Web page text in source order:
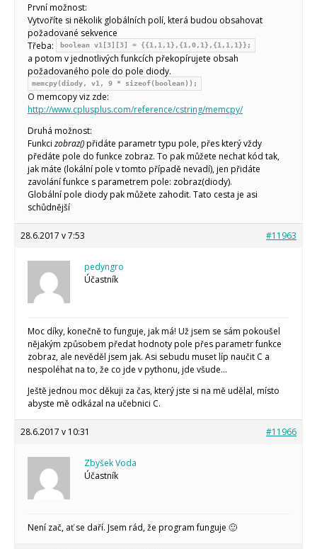
První možnost:
Vytvoříte si několik globálních polí, která budou obsahovat
požadované sekvence
Třeba:
boolean v1[3][3] = {{1,1,1},{1,0,1},{1,1,1}};
a potom v jednotlivých funkcích překopírujete obsah
požadovaného pole do pole diody.
memcpy(diody, v1, 9 * sizeof(boolean));
O memcopy viz zde:
http://www.cplusplus.com/reference/cstring/memcpy/
Druhá možnost:
Funkci zobraz()přidáte parametr typu pole, přes který vždy
předáte pole do funkce zobraz. To pak můžete nechat kód tak,
jak máte (lokální pole v tomto případě nevadí), jen přidáte
zavolání funkce s parametrem pole: zobraz(diody).
Globální pole diody pak můžete zahodit. Tato cesta je asi
schůdnější
28.6.2017 v 7:53 #11963
pedyngro
Účastník
Moc díky, konečně to funguje, jak má! Už jsem se sám pokoušel
nějakým způsobem předat hodnoty pole přes parametr funkce
zobraz, ale nevěděl jsem jak. Asi sebudu muset líp naučit C a
nespoléhat na to, že co jde v pythonu, jde všude…
Ještě jednou moc děkuji za čas, který jste si na mě udělal, místo
abyste mě odkázal na učebnici C.
28.6.2017 v 10:31 #11966
Zbyšek Voda
Účastník
Není zač, ať se daří. Jsem rád, že program funguje 🙂